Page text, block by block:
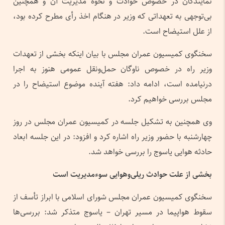
بی‌توجهی به تعهداتی که وزیر در هنگام اخذ رأی مطرح کرده بود،
از علل استیضاح است.
سخنگوی کمیسیون عمران مجلس با بیان اینکه بخشی از تعهدات
وزیر راه در خصوص ناوگان حمل‌ونقل عمومی هنوز به اجرا
درنیامده است، ادامه داد: هفته آینده موضوع استیضاح را در
مجلس بررسی خواهیم کرد.
وی همچنین به تشکیل جلسه در کمیسیون عمران مجلس در روز
چهارشنبه با حضور وزیر راه اشاره کرد و افزود: در این جلسه ابعاد
حادثه هوایی یاسوج را بررسی خواهد شد.
بخشی از علت حوادث ریلی‌وهوایی سوءمدیریت است
سخنگوی کمیسیون عمران مجلس شورای اسلامی با ابراز تأسف از
سقوط هواپیما در مسیر تهران – یاسوج متذکر شد: بررسی‌ها